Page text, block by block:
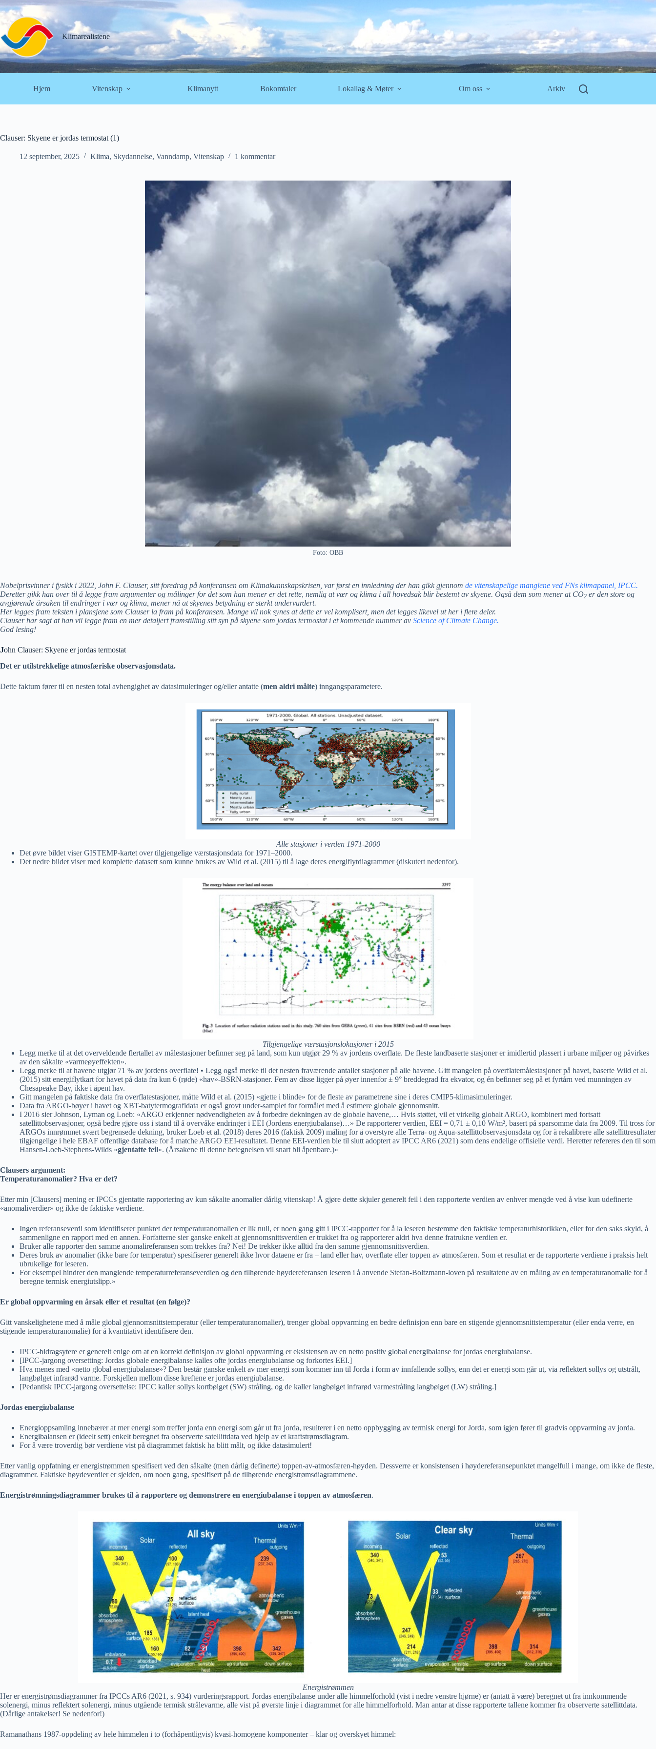
Hopp
til
innholdet
Klimarealistene
Hjem Vitenskap Klimanytt Bokomtaler Lokallag & Møter Om oss Arkiv
Clauser: Skyene er jordas termostat (1)
12 september, 2025 Klima, Skydannelse, Vanndamp, Vitenskap 1 kommentar
Foto: OBB
Nobelprisvinner i fysikk i 2022, John F. Clauser, sitt foredrag på konferansen om Klimakunnskapskrisen, var først en innledning der han gikk gjennom de vitenskapelige manglene ved FNs klimapanel, IPCC.
Deretter gikk han over til å legge fram argumenter og målinger for det som han mener er det rette, nemlig at vær og klima i all hovedsak blir bestemt av skyene. Også dem som mener at CO2 er den store og
avgjørende årsaken til endringer i vær og klima, mener nå at skyenes betydning er sterkt undervurdert.
Her legges fram teksten i plansjene som Clauser la fram på konferansen. Mange vil nok synes at dette er vel komplisert, men det legges likevel ut her i flere deler.
Clauser har sagt at han vil legge fram en mer detaljert framstilling sitt syn på skyene som jordas termostat i et kommende nummer av Science of Climate Change.
God lesing!
John Clauser: Skyene er jordas termostat
Det er utilstrekkelige atmosfæriske observasjonsdata.
Dette faktum fører til en nesten total avhengighet av datasimuleringer og/eller antatte (men aldri målte) inngangsparametere.
Alle stasjoner i verden 1971-2000
Det øvre bildet viser GISTEMP-kartet over tilgjengelige værstasjonsdata for 1971–2000.
Det nedre bildet viser med komplette datasett som kunne brukes av Wild et al. (2015) til å lage deres energiflytdiagrammer (diskutert nedenfor).
Tilgjengelige værstasjonslokasjoner i 2015
Legg merke til at det overveldende flertallet av målestasjoner befinner seg på land, som kun utgjør 29 % av jordens overflate. De fleste landbaserte stasjoner er imidlertid plassert i urbane miljøer og påvirkes
av den såkalte «varmeøyeffekten».
Legg merke til at havene utgjør 71 % av jordens overflate! • Legg også merke til det nesten fraværende antallet stasjoner på alle havene. Gitt mangelen på overflatemålestasjoner på havet, baserte Wild et al.
(2015) sitt energiflytkart for havet på data fra kun 6 (røde) «hav»-BSRN-stasjoner. Fem av disse ligger på øyer innenfor ± 9° breddegrad fra ekvator, og én befinner seg på et fyrtårn ved munningen av
Chesapeake Bay, ikke i åpent hav.
Gitt mangelen på faktiske data fra overflatestasjoner, måtte Wild et al. (2015) «gjette i blinde» for de fleste av parametrene sine i deres CMIP5-klimasimuleringer.
Data fra ARGO-bøyer i havet og XBT-batytermografidata er også grovt under-samplet for formålet med å estimere globale gjennomsnitt.
I 2016 sier Johnson, Lyman og Loeb: «ARGO erkjenner nødvendigheten av å forbedre dekningen av de globale havene,… Hvis støttet, vil et virkelig globalt ARGO, kombinert med fortsatt
satellittobservasjoner, også bedre gjøre oss i stand til å overvåke endringer i EEI (Jordens energiubalanse)…» De rapporterer verdien, EEI = 0,71 ± 0,10 W/m², basert på sparsomme data fra 2009. Til tross for
ARGOs innrømmet svært begrensede dekning, bruker Loeb et al. (2018) deres 2016 (faktisk 2009) måling for å overstyre alle Terra- og Aqua-satellittobservasjonsdata og for å rekalibrere alle satellittresultater
tilgjengelige i hele EBAF offentlige database for å matche ARGO EEI-resultatet. Denne EEI-verdien ble til slutt adoptert av IPCC AR6 (2021) som dens endelige offisielle verdi. Heretter refereres den til som
Hansen-Loeb-Stephens-Wilds «gjentatte feil». (Årsakene til denne betegnelsen vil snart bli åpenbare.)»
Clausers argument:
Temperaturanomalier? Hva er det?
Etter min [Clausers] mening er IPCCs gjentatte rapportering av kun såkalte anomalier dårlig vitenskap! Å gjøre dette skjuler generelt feil i den rapporterte verdien av enhver mengde ved å vise kun udefinerte
«anomaliverdier» og ikke de faktiske verdiene.
Ingen referanseverdi som identifiserer punktet der temperaturanomalien er lik null, er noen gang gitt i IPCC-rapporter for å la leseren bestemme den faktiske temperaturhistorikken, eller for den saks skyld, å
sammenligne en rapport med en annen. Forfatterne sier ganske enkelt at gjennomsnittsverdien er trukket fra og rapporterer aldri hva denne fratrukne verdien er.
Bruker alle rapporter den samme anomalireferansen som trekkes fra? Nei! De trekker ikke alltid fra den samme gjennomsnittsverdien.
Deres bruk av anomalier (ikke bare for temperatur) spesifiserer generelt ikke hvor dataene er fra – land eller hav, overflate eller toppen av atmosfæren. Som et resultat er de rapporterte verdiene i praksis helt
ubrukelige for leseren.
For eksempel hindrer den manglende temperaturreferanseverdien og den tilhørende høydereferansen leseren i å anvende Stefan-Boltzmann-loven på resultatene av en måling av en temperaturanomalie for å
beregne termisk energiutslipp.»
Er global oppvarming en årsak eller et resultat (en følge)?
Gitt vanskelighetene med å måle global gjennomsnittstemperatur (eller temperaturanomalier), trenger global oppvarming en bedre definisjon enn bare en stigende gjennomsnittstemperatur (eller enda verre, en
stigende temperaturanomalie) for å kvantitativt identifisere den.
IPCC-bidragsytere er generelt enige om at en korrekt definisjon av global oppvarming er eksistensen av en netto positiv global energibalanse for jordas energiubalanse.
[IPCC-jargong oversetting: Jordas globale energibalanse kalles ofte jordas energiubalanse og forkortes EEI.]
Hva menes med «netto global energiubalanse»? Den består ganske enkelt av mer energi som kommer inn til Jorda i form av innfallende sollys, enn det er energi som går ut, via reflektert sollys og utstrålt,
langbølget infrarød varme. Forskjellen mellom disse kreftene er jordas energiubalanse.
[Pedantisk IPCC-jargong oversettelse: IPCC kaller sollys kortbølget (SW) stråling, og de kaller langbølget infrarød varmestråling langbølget (LW) stråling.]
Jordas energiubalanse
Energioppsamling innebærer at mer energi som treffer jorda enn energi som går ut fra jorda, resulterer i en netto oppbygging av termisk energi for Jorda, som igjen fører til gradvis oppvarming av jorda.
Energibalansen er (ideelt sett) enkelt beregnet fra observerte satellittdata ved hjelp av et kraftstrømsdiagram.
For å være troverdig bør verdiene vist på diagrammet faktisk ha blitt målt, og ikke datasimulert!
Etter vanlig oppfatning er energistrømmen spesifisert ved den såkalte (men dårlig definerte) toppen-av-atmosfæren-høyden. Dessverre er konsistensen i høydereferansepunktet mangelfull i mange, om ikke de fleste,
diagrammer. Faktiske høydeverdier er sjelden, om noen gang, spesifisert på de tilhørende energistrømsdiagrammene.
Energistrømningsdiagrammer brukes til å rapportere og demonstrere en energiubalanse i toppen av atmosfæren.
Energistrømmen
Her er energistrømsdiagrammer fra IPCCs AR6 (2021, s. 934) vurderingsrapport. Jordas energibalanse under alle himmelforhold (vist i nedre venstre hjørne) er (antatt å være) beregnet ut fra innkommende
solenergi, minus reflektert solenergi, minus utgående termisk strålevarme, alle vist på øverste linje i diagrammet for alle himmelforhold. Man antar at disse rapporterte tallene kommer fra observerte satellittdata.
(Dårlige antakelser! Se nedenfor!)
Ramanathans 1987-oppdeling av hele himmelen i to (forhåpentligvis) kvasi-homogene komponenter – klar og overskyet himmel: